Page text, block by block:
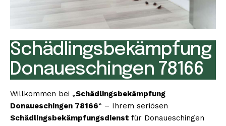
Schädlingsbekämpfung
Donaueschingen 78166
Willkommen bei „Schädlingsbekämpfung
Donaueschingen 78166“ – Ihrem seriösen
Schädlingsbekämpfungsdienst für Donaueschingen